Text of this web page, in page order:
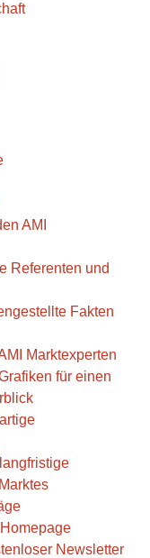
AMI
Referenten und
Fakten
Marktexperten
für einen
Newsletter